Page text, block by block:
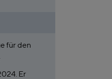
für den
Er